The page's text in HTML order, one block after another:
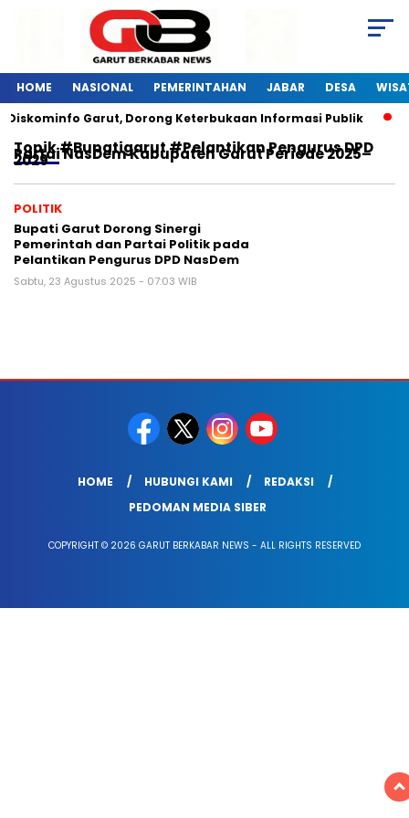
HOME NASIONAL PEMERINTAHAN JABAR DESA
Garut, Dorong Keterbukaan Informasi Publik
Topik#Bupatigarut #pelantikan Pengurus DPD
Partai NasDem Kabupaten Garut Periode 2025–
2029
POLITIK
Bupati Garut Dorong Sinergi
Pemerintah dan Partai Politik pada
Pelantikan Pengurus DPD NasDem
Sabtu, 23 Agustus 2025 - 07:03 WIB
HOME HUBUNGI KAMI
REDAKSI
PEDOMAN MEDIA SIBER
COPYRIGHT © 2026 GARUT BERKABAR NEWS - ALL RIGHTS RESERVED